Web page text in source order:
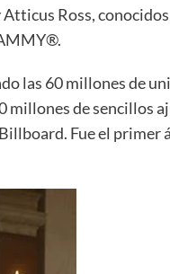
Ross,
las 60 millones de
millones de sencillos
Fue el